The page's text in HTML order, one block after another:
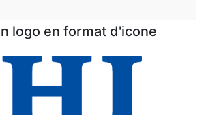
logo en format d'icone